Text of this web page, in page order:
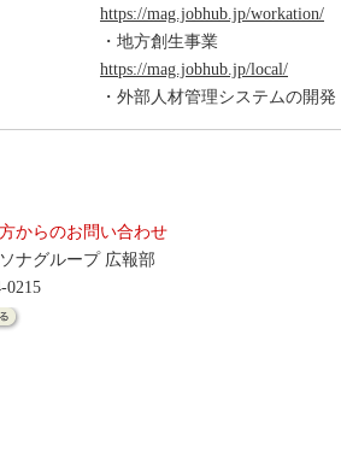
https://mag.jobhub.jp/workation/
・地方創生事業
https://mag.jobhub.jp/local/
・外部人材管理システムの開
からのお問い合わせ
ナグループ 広報部
0215